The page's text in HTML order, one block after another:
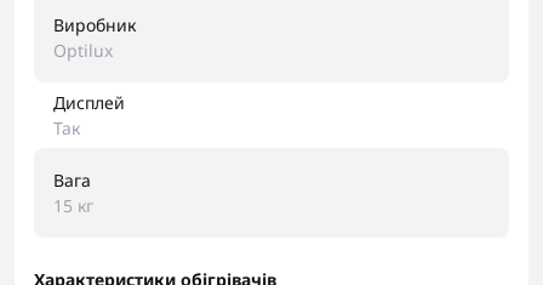
Виробник
Optilux
Дисплей
Так
Вага
15 кг
Характеристики обігрівачів